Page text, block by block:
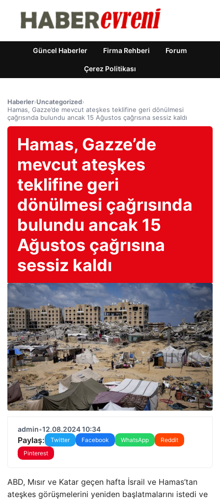
Güncel Haberler Firma Rehberi Forum
Çerez Politikası
Haberler›Uncategorized›
Hamas, Gazze’de mevcut ateşkes teklifine geri dönülmesi
çağrısında bulundu ancak 15 Ağustos çağrısına sessiz kaldı
Hamas, Gazze’de
mevcut ateşkes
teklifine geri
dönülmesi çağrısında
bulundu ancak 15
Ağustos çağrısına
sessiz kaldı
admin•12.08.2024 10:34
Paylaş: Twitter Facebook WhatsApp
Reddit
Pinterest
ABD, Mısır ve Katar geçen hafta İsrail ve Hamas’tan
ateşkes görüşmelerini yeniden başlatmalarını istedi ve